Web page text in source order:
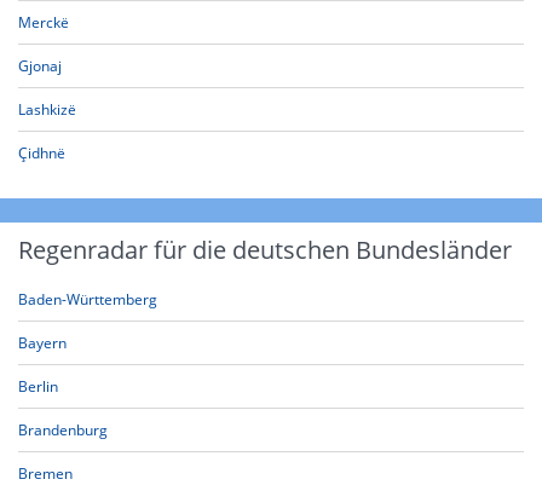
Merckë
Gjonaj
Lashkizë
Çidhnë
Regenradar für die deutschen Bundesländer
Baden-Württemberg
Bayern
Berlin
Brandenburg
Bremen